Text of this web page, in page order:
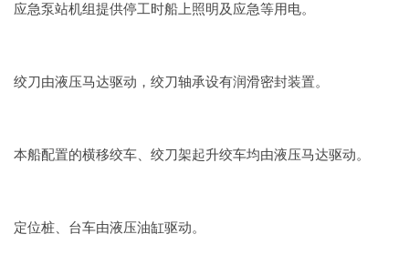
应急泵站机组提供停工时船上照明及应急等用电。
绞刀由液压马达驱动，绞刀轴承设有润滑密封装置。
本船配置的横移绞车、绞刀架起升绞车均由液压马达驱动。
定位桩、台车由液压油缸驱动。